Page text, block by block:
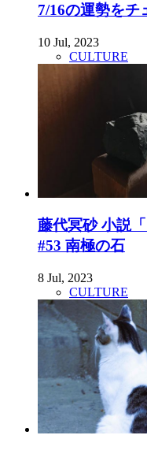
7/16の運勢をチ
10 Jul, 2023
CULTURE
藤代冥砂 小説
#53 南極の石
8 Jul, 2023
CULTURE